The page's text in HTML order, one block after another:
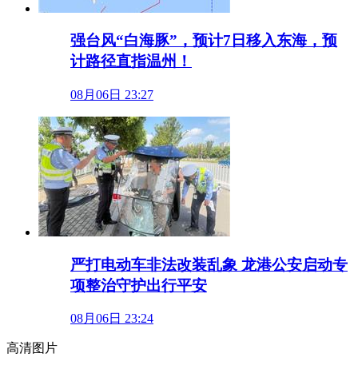
强台风“白海豚”，预计7日移入东海，预
计路径直指温州！
08月06日 23:27
严打电动车非法改装乱象 龙港公安启动专
项整治守护出行平安
08月06日 23:24
高清图片